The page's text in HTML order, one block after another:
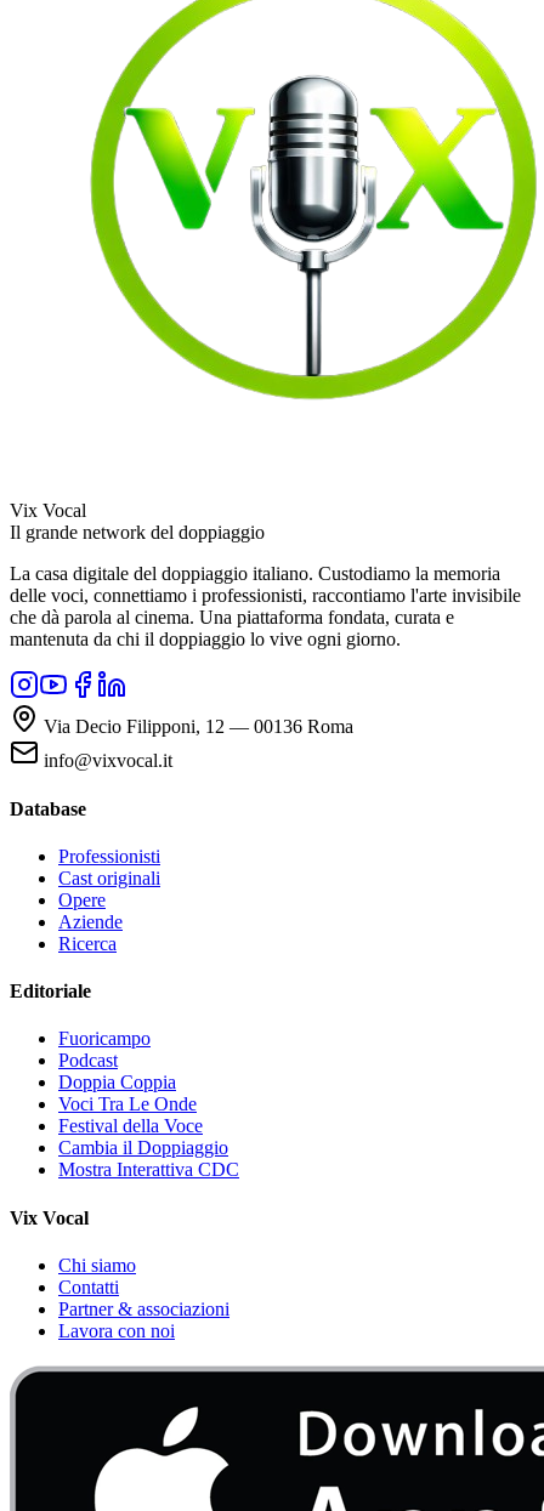
Vix Vocal
Il grande network del doppiaggio
La casa digitale del doppiaggio italiano. Custodiamo la memoria
delle voci, connettiamo i professionisti, raccontiamo l'arte invisibile
che dà parola al cinema. Una piattaforma fondata, curata e
mantenuta da chi il doppiaggio lo vive ogni giorno.
Via Decio Filipponi, 12 — 00136 Roma
info@vixvocal.it
Database
Professionisti
Cast originali
Opere
Aziende
Ricerca
Editoriale
Fuoricampo
Podcast
Doppia Coppia
Voci Tra Le Onde
Festival della Voce
Cambia il Doppiaggio
Mostra Interattiva CDC
Vix Vocal
Chi siamo
Contatti
Partner & associazioni
Lavora con noi